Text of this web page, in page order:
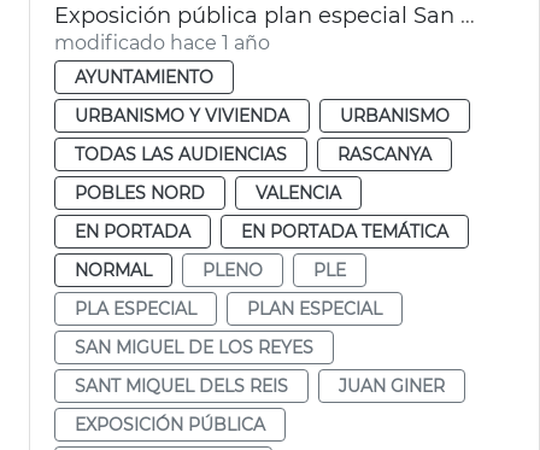
Exposición pública plan especial San Miguel de los Reyes
modificado hace 1 año
AYUNTAMIENTO
URBANISMO Y VIVIENDA
URBANISMO
TODAS LAS AUDIENCIAS
RASCANYA
POBLES NORD
VALENCIA
EN PORTADA
EN PORTADA TEMÁTICA
NORMAL
PLENO
PLE
PLA ESPECIAL
PLAN ESPECIAL
SAN MIGUEL DE LOS REYES
SANT MIQUEL DELS REIS
JUAN GINER
EXPOSICIÓN PÚBLICA